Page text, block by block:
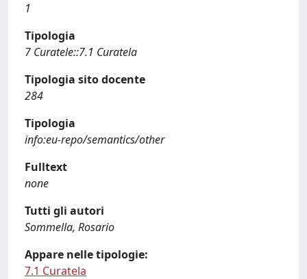
1
Tipologia
7 Curatele::7.1 Curatela
Tipologia sito docente
284
Tipologia
info:eu-repo/semantics/other
Fulltext
none
Tutti gli autori
Sommella, Rosario
Appare nelle tipologie:
7.1 Curatela